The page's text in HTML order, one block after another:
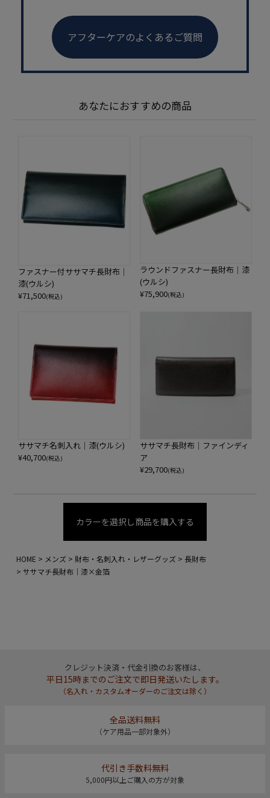
アフターケアのよくあるご質問
あなたにおすすめの商品
ファスナー付ササマチ長財布｜
漆(ウルシ)
¥71,500(税込)
ラウンドファスナー長財布｜漆
(ウルシ)
¥75,900(税込)
ササマチ名刺入れ｜漆(ウルシ)
¥40,700(税込)
ササマチ長財布｜ファインディ
ア
¥29,700(税込)
カラーを選択し商品を購入する
HOME メンズ 財布・名刺入れ・レザーグッズ
長財布
ササマチ長財布｜漆×金箔
クレジット決済・代金引換のお客様は、
平日15時までのご注文で即日発送いたします。
（名入れ・カスタムオーダーのご注文は除く）
全品送料無料
（ケア用品一部対象外）
代引き手数料無料
5,000円以上ご購入の方が対象